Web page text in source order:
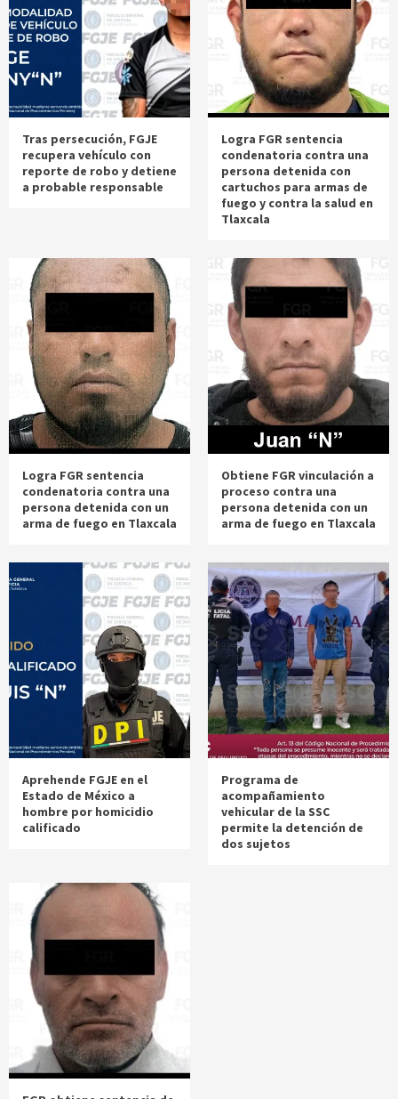
Tras persecución, FGJE
recupera vehículo con
reporte de robo y detiene
a probable responsable
Logra FGR sentencia
condenatoria contra una
persona detenida con
cartuchos para armas de
fuego y contra la salud en
Tlaxcala
Logra FGR sentencia
condenatoria contra una
persona detenida con un
arma de fuego en Tlaxcala
Obtiene FGR vinculación a
proceso contra una
persona detenida con un
arma de fuego en Tlaxcala
Aprehende FGJE en el
Estado de México a
hombre por homicidio
calificado
Programa de
acompañamiento
vehicular de la SSC
permite la detención de
dos sujetos